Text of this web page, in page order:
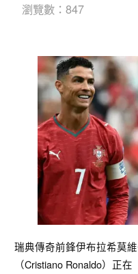
瀏覽數： 847
瑞典傳奇前鋒伊布拉希莫
（Cristiano Ronaldo）正